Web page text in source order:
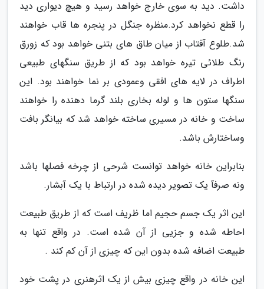
داشت. دید به سوی خارج خواهد رسید و هیچ دیواری دید
را قطع نخواهد کرد.منظره جنگل در پنجره ها قاب خواهند
شد.طلوع آفتاب از میان طاق های بتنی خواهد بود که زورق
رنگ طلائی تیره خواهد بود که از طریق سنگهای طبیعی
اطراف در لایه های افقی وعمودی بر نما خواهند بود. این
سنگها ستون ها و لوله بخاری بلند گرما دهنده را خواهند
ساخت و خانه در مسیری ساخته خواهد شد که بیانگر بافت
وساختارش باشد.
بنابراین خانه خواهد توانست شرحی از چرخه فصلها باشد
ونه صرفآ یک تصویر دیده شده در ارتباط با یک آبشار.
این اثر یک جسم حجیم اما ظریف است که از طریق طبیعت
احاطه شده و جزیی از آن شده است. در واقع تنها به
طبیعت اضافه شده بدون این که چیزی از آن کم کند .
این خانه در واقع چیزی بیش از یک اثرهنری در پشت خود